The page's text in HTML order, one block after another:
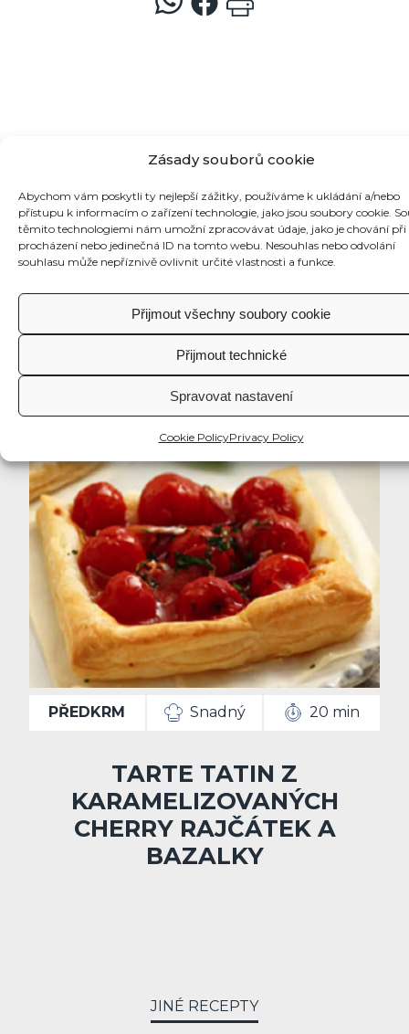
Zásady souborů cookie
Abychom vám poskytli ty nejlepší zážitky, používáme k ukládání a/nebo
přístupu k informacím o zařízení technologie, jako jsou soubory cookie.
těmito technologiemi nám umožní zpracovávat údaje, jako je chování při
procházení nebo jedinečná ID na tomto webu. Nesouhlas nebo odvolání
souhlasu může nepříznivě ovlivnit určité vlastnosti a funkce.
Přijmout všechny soubory cookie
Přijmout technické
Spravovat nastavení
Cookie PolicyPrivacy Policy
Inspirujte se našimi
recepty
s Cherry tomatoes
PŘEDKRM Snadný 20 min
TARTE TATIN Z
KARAMELIZOVANÝCH
CHERRY RAJČÁTEK A
BAZALKY
JINÉ RECEPTY